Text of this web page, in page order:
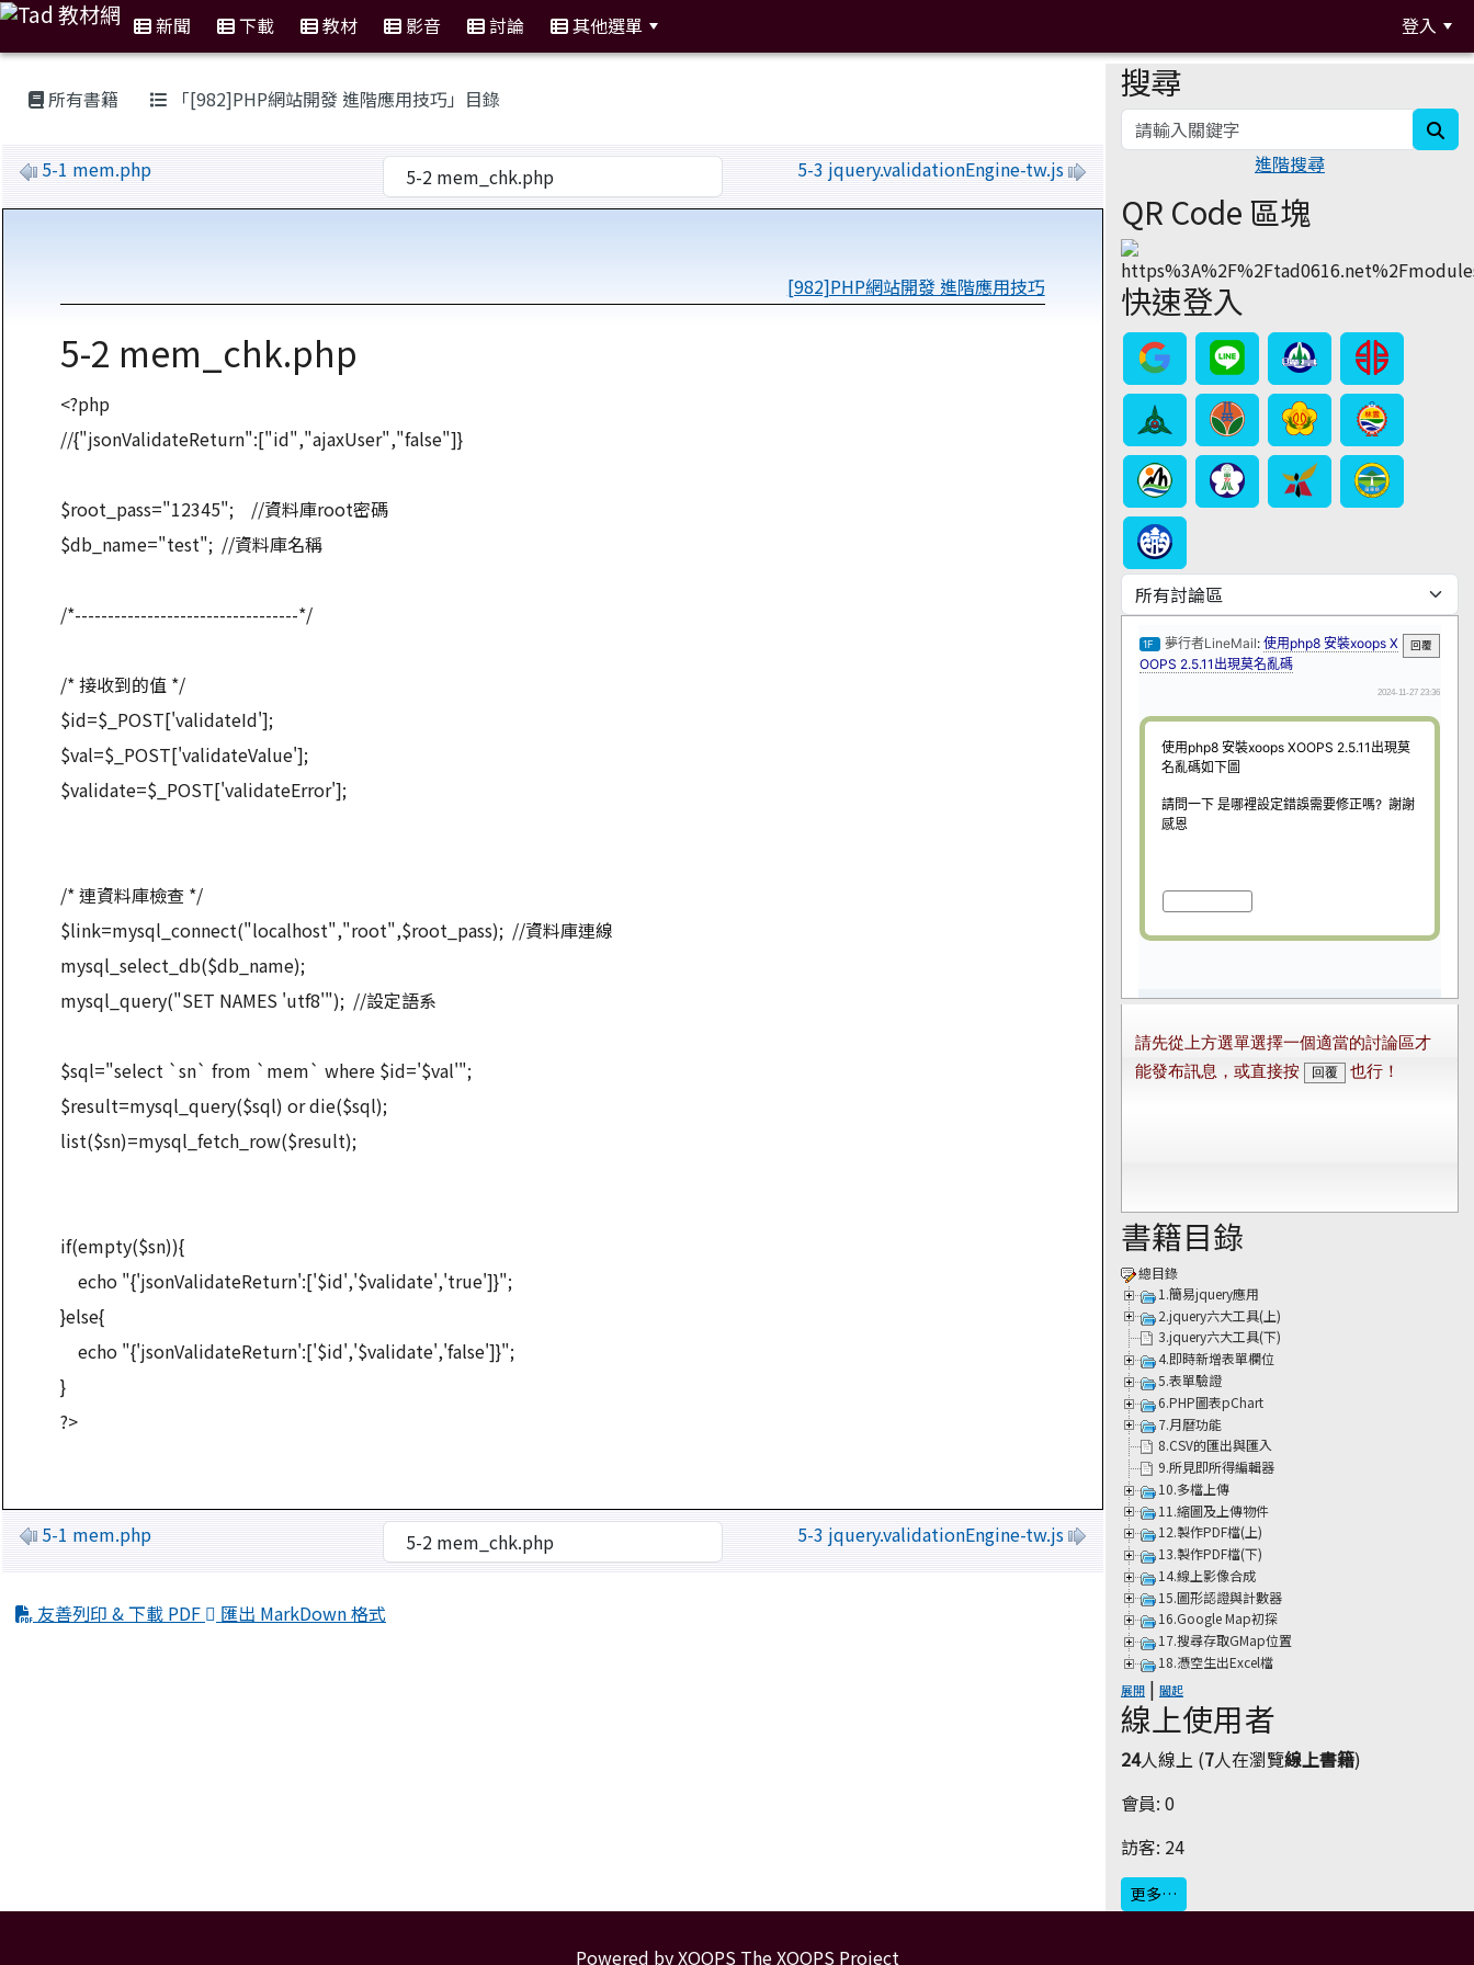
新聞 下載 教材 影音 討論 其他選單 登入
所有書籍 「[982]PHP網站開發 進階應用技巧」目錄
5-1 mem.php 5-3 jquery.validationEngine-tw.js
[982]PHP網站開發 進階應用技巧
5-2 mem_chk.php
<?php
//{"jsonValidateReturn":["id","ajaxUser","false"]}
$root_pass="12345"; //資料庫root密碼
$db_name="test"; //資料庫名稱
/*----------------------------------*/
/* 接收到的值 */
$id=$_POST['validateId'];
$val=$_POST['validateValue'];
$validate=$_POST['validateError'];
/* 連資料庫檢查 */
$link=mysql_connect("localhost","root",$root_pass); //資料庫連線
mysql_select_db($db_name);
mysql_query("SET NAMES 'utf8'"); //設定語系
$sql="select `sn` from `mem` where $id='$val'";
$result=mysql_query($sql) or die($sql);
list($sn)=mysql_fetch_row($result);
if(empty($sn)){
echo "{'jsonValidateReturn':['$id','$validate','true']}";
}else{
echo "{'jsonValidateReturn':['$id','$validate','false']}";
}
?>
5-1 mem.php 5-3 jquery.validationEngine-tw.js
友善列印 & 下載 PDF 匯出 MarkDown 格式
:::
搜尋
進階搜尋
QR Code 區塊
快速登入
書籍目錄
總目錄
1.簡易jquery應用
2.jquery六大工具(上)
3.jquery六大工具(下)
4.即時新增表單欄位
5.表單驗證
6.PHP圖表pChart
7.月曆功能
8.CSV的匯出與匯入
9.所見即所得編輯器
10.多檔上傳
11.縮圖及上傳物件
12.製作PDF檔(上)
13.製作PDF檔(下)
14.線上影像合成
15.圖形認證與計數器
16.Google Map初探
17.搜尋存取GMap位置
18.憑空生出Excel檔
展開 | 闔起
線上使用者
24人線上 (7人在瀏覽線上書籍)
會員: 0
訪客: 24
更多…
Powered by XOOPS The XOOPS Project